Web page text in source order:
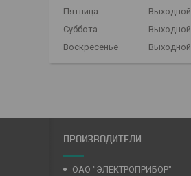
Пятница
Выходной
Суббота
Выходной
Воскресенье
Выходной
ПРОИЗВОДИТЕЛИ
ОАО "ЭЛЕКТРОПРИБОР"